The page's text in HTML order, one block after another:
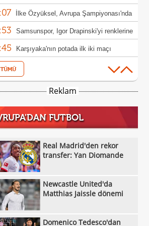
olduİlke Özyüksel, Avrupa Şampiyonası'nda
yükseldi
Samsunspor, Igor Drapinski'yi renklerine
Karşıyaka'nın potada ilk iki maçı
Özgür Önver'den yeni sezon mesajı:
ruhunu oluşturacağız"
Franco Mastantuono Fiorentina yolunda!
açıkladı!
TFF ile Trendyol isim sponsorluğu
açıklandı
Denizli İdmanyurdu'ndan orta saha
Muğlaspor, Akil'i yine kiraladı
Somaspor'da transfer sürüyor
Göztepe ve Galatasaray'ın 53 yıllık yarım
Reklam
FUTBOL
Real Madrid'den rekor
transfer: Yan Diomande
Newcastle United'da
Matthias Jaissle dönemi
Domenico Tedesco'dan